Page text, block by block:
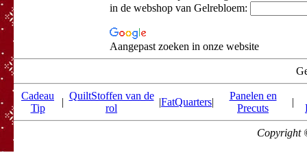
in de webshop van Gelrebloem:
Aangepast zoeken in onze website
Cadeau
Tip
|
QuiltStoffen van de
rol
|FatQuarters|
Panelen en
Precuts
|
Copyright